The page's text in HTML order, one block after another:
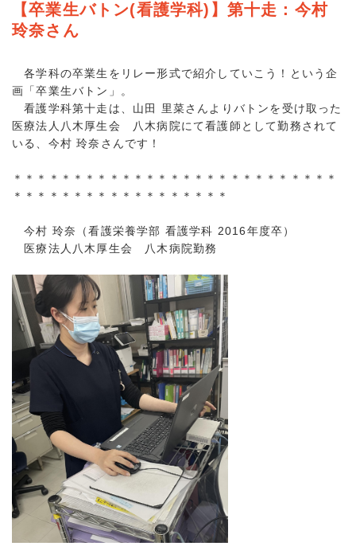
【卒業生バトン(看護学科)】第十走：今村
玲奈さん
各学科の卒業生をリレー形式で紹介していこう！という企
画「卒業生バトン」。
看護学科第十走は、山田 里菜さんよりバトンを受け取った
医療法人八木厚生会 八木病院にて看護師として勤務されて
いる、今村 玲奈さんです！
＊＊＊＊＊＊＊＊＊＊＊＊＊＊＊＊＊＊＊＊＊＊＊＊＊＊＊
＊＊＊＊＊＊＊＊＊＊＊＊＊＊＊＊＊＊
今村 玲奈（看護栄養学部 看護学科 2016年度卒）
医療法人八木厚生会 八木病院勤務